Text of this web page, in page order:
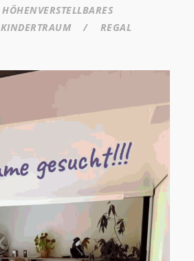
HÖHENVERSTELLBARES
KINDERTRAUM / REGAL